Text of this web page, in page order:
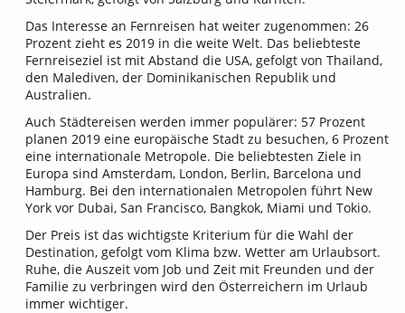
Das Interesse an Fernreisen hat weiter zugenommen: 26
Prozent zieht es 2019 in die weite Welt. Das beliebteste
Fernreiseziel ist mit Abstand die USA, gefolgt von Thailand,
den Malediven, der Dominikanischen Republik und
Australien.
Auch Städtereisen werden immer populärer: 57 Prozent
planen 2019 eine europäische Stadt zu besuchen, 6 Prozent
eine internationale Metropole. Die beliebtesten Ziele in
Europa sind Amsterdam, London, Berlin, Barcelona und
Hamburg. Bei den internationalen Metropolen führt New
York vor Dubai, San Francisco, Bangkok, Miami und Tokio.
Der Preis ist das wichtigste Kriterium für die Wahl der
Destination, gefolgt vom Klima bzw. Wetter am Urlaubsort.
Ruhe, die Auszeit vom Job und Zeit mit Freunden und der
Familie zu verbringen wird den Österreichern im Urlaub
immer wichtiger.